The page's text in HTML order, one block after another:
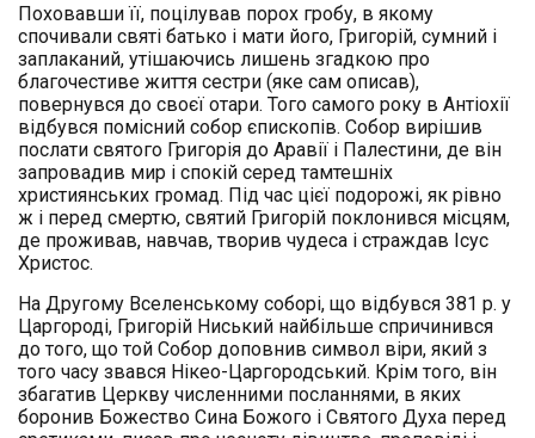
Поховавши її, поцілував порох гробу, в якому
спочивали святі батько і мати його, Григорій, сумний і
заплаканий, утішаючись лишень згадкою про
благочестиве життя сестри (яке сам описав),
повернувся до своєї отари. Того самого року в Антіохії
відбувся помісний собор єпископів. Собор вирішив
послати святого Григорія до Аравії і Палестини, де він
запровадив мир і спокій серед тамтешніх
християнських громад. Під час цієї подорожі, як рівно
ж і перед смертю, святий Григорій поклонився місцям,
де проживав, навчав, творив чудеса і страждав Ісус
Христос.
На Другому Вселенському соборі, що відбувся 381 р. у
Царгороді, Григорій Ниський найбільше спричинився
до того, що той Собор доповнив символ віри, який з
того часу звався Нікео-Царгородський. Крім того, він
збагатив Церкву численними посланнями, в яких
боронив Божество Сина Божого і Святого Духа перед